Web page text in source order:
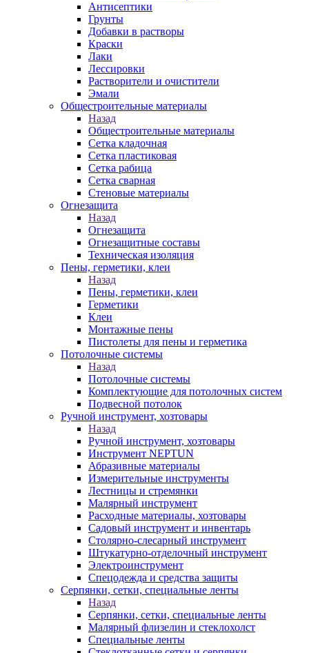
Антисептики
Грунты
Добавки в растворы
Краски
Лаки
Лессировки
Растворители и очистители
Эмали
Общестроительные материалы
Назад
Общестроительные материалы
Сетка кладочная
Сетка пластиковая
Сетка рабица
Сетка сварная
Стеновые материалы
Огнезащита
Назад
Огнезащита
Огнезащитные составы
Техническая изоляция
Пены, герметики, клеи
Назад
Пены, герметики, клеи
Герметики
Клеи
Монтажные пены
Пистолеты для пены и герметика
Потолочные системы
Назад
Потолочные системы
Комплектующие для потолочных систем
Подвесной потолок
Ручной инструмент, хозтовары
Назад
Ручной инструмент, хозтовары
Инструмент NEPTUN
Абразивные материалы
Измерительные инструменты
Лестницы и стремянки
Малярный инструмент
Расходные материалы, хозтовары
Садовый инструмент и инвентарь
Столярно-слесарный инструмент
Штукатурно-отделочный инструмент
Электроинструмент
Спецодежда и средства защиты
Серпянки, сетки, специальные ленты
Назад
Серпянки, сетки, специальные ленты
Малярный флизелин и стеклохолст
Специальные ленты